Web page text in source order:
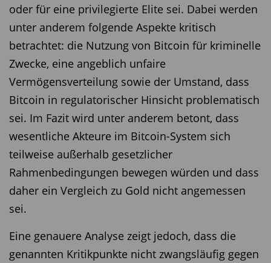
oder für eine privilegierte Elite sei. Dabei werden
unter anderem folgende Aspekte kritisch
betrachtet: die Nutzung von Bitcoin für kriminelle
Zwecke, eine angeblich unfaire
Vermögensverteilung sowie der Umstand, dass
Bitcoin in regulatorischer Hinsicht problematisch
sei. Im Fazit wird unter anderem betont, dass
wesentliche Akteure im Bitcoin-System sich
teilweise außerhalb gesetzlicher
Rahmenbedingungen bewegen würden und dass
daher ein Vergleich zu Gold nicht angemessen
sei.
Eine genauere Analyse zeigt jedoch, dass die
genannten Kritikpunkte nicht zwangsläufig gegen